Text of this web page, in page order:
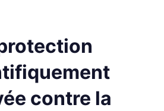
contre la